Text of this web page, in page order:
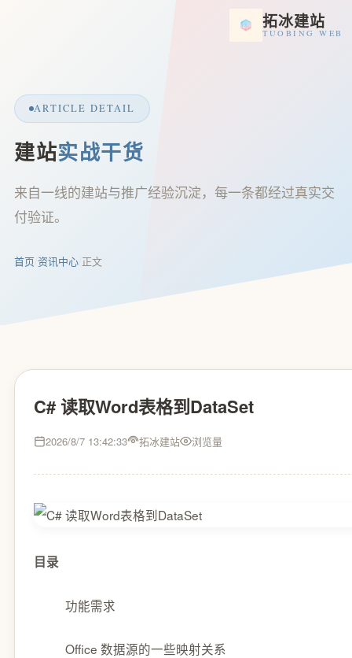
拓冰建站
TUOBING WEB
ARTICLE DETAIL
建站实战干货
来自一线的建站与推广经验沉淀，每一条都经过真实交
付验证。
首页/资讯中心/正文
C# 读取Word表格到DataSet
2026/8/7 13:42:33 拓冰建站 浏览量
目录
功能需求
Office 数据源的一些映射关系